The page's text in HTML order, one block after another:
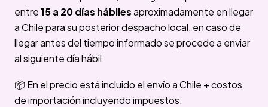
entre15 a 20 días hábilesaproximadamente en llegar
a Chile para su posterior despacho local, en caso de
llegar antes del tiempo informado se procede a enviar
al siguiente día hábil.
📦 En el precio está incluido el envío a Chile + costos
de importación incluyendo impuestos.